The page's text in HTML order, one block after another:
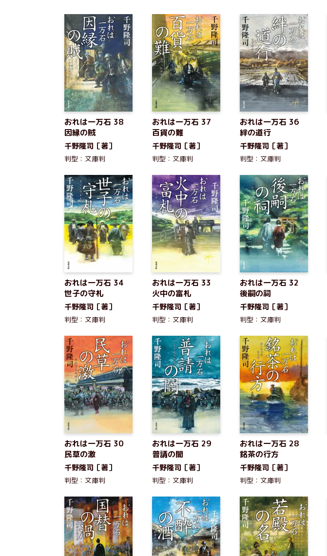
おれは一万石 38
因縁の賊
千野隆司［著］
判型：文庫判
おれは一万石 37
百貨の難
千野隆司［著］
判型：文庫判
おれは一万石 36
絆の道行
千野隆司［著］
判型：文庫判
おれは一万石 34
世子の守札
千野隆司［著］
判型：文庫判
おれは一万石 33
火中の富札
千野隆司［著］
判型：文庫判
おれは一万石 32
後嗣の祠
千野隆司［著］
判型：文庫判
おれは一万石 30
民草の激
千野隆司［著］
判型：文庫判
おれは一万石 29
普請の闇
千野隆司［著］
判型：文庫判
おれは一万石 28
銘茶の行方
千野隆司［著］
判型：文庫判